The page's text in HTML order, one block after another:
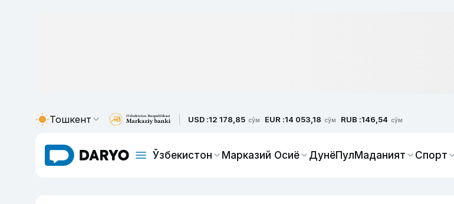
Тошкент USD :12 178,85 сўм EUR :14 053,18 сўм RUB :146,54 сўм
Ўзбекистон Марказий Осиё ДунёПулМаданият Спорт